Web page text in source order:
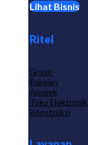
Lihat Bisnis
Ritel
Grosir
Pakaian
Apotek
Toko Elektronik
Konstruksi